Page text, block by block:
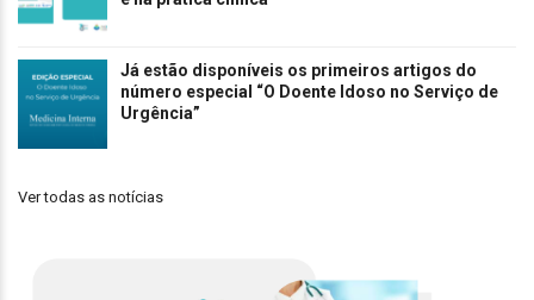
Já estão disponíveis os primeiros artigos do
número especial “O Doente Idoso no Serviço de
Urgência”
Ver todas as notícias